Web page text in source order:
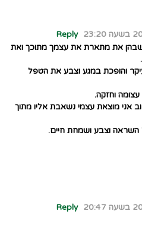
Reply
שבהן את מתארת את עצמך מתוכך ואת
והופכת במגע וצבע את הטפל
וחזקה.
אני מוצאת עצמי נשאבת אליו מתוך
השראה וצבע ושמחת חיים.
Reply